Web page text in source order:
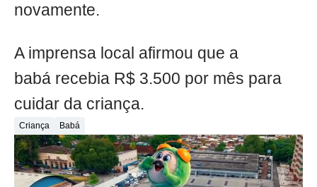
novamente.
A imprensa local afirmou que a
babá recebia R$ 3.500 por mês para
cuidar da criança.
Criança Babá